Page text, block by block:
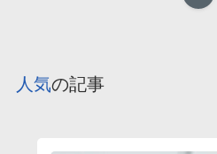
人気の記事